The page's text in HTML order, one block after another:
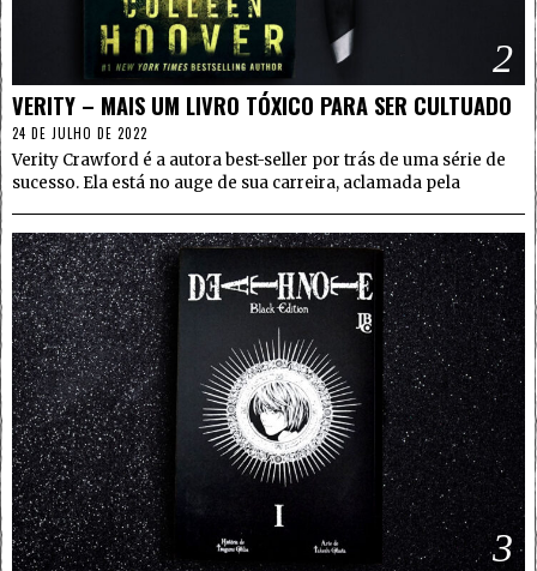
2
VERITY – MAIS UM LIVRO TÓXICO PARA SER CULTUADO
24 DE JULHO DE 2022
Verity Crawford é a autora best-seller por trás de uma série de
sucesso. Ela está no auge de sua carreira, aclamada pela
3